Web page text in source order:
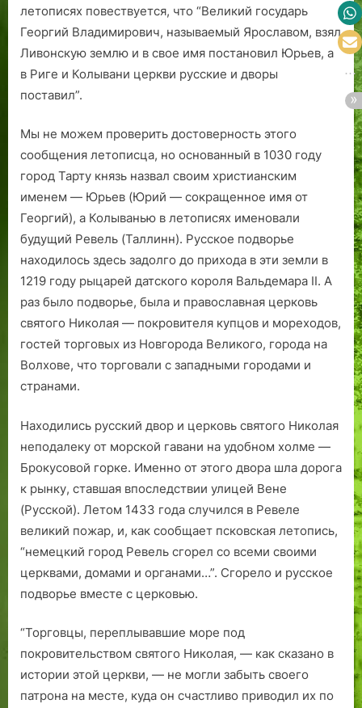
летописях повествуется, что “Великий государь
Георгий Владимирович, называемый Ярославом, взял
Ливонскую землю и в свое имя постановил Юрьев, а
в Риге и Колывани церкви русские и дворы
поставил”.
Мы не можем проверить достоверность этого
сообщения летописца, но основанный в 1030 году
город Тарту князь назвал своим христианским
именем — Юрьев (Юрий — сокращенное имя от
Георгий), а Колыванью в летописях именовали
будущий Ревель (Таллинн). Русское подворье
находилось здесь задолго до прихода в эти земли в
1219 году рыцарей датского короля Вальдемара II. А
раз было подворье, была и православная церковь
святого Николая — покровителя купцов и мореходов,
гостей торговых из Новгорода Великого, города на
Волхове, что торговали с западными городами и
странами.
Находились русский двор и церковь святого Николая
неподалеку от морской гавани на удобном холме —
Брокусовой горке. Именно от этого двора шла дорога
к рынку, ставшая впоследствии улицей Вене
(Русской). Летом 1433 года случился в Ревеле
великий пожар, и, как сообщает псковская летопись,
“немецкий город Ревель сгорел со всеми своими
церквами, домами и органами…”. Сгорело и русское
подворье вместе с церковью.
“Торговцы, переплывавшие море под
покровительством святого Николая, — как сказано в
истории этой церкви, — не могли забыть своего
патрона на месте, куда он счастливо приводил их по